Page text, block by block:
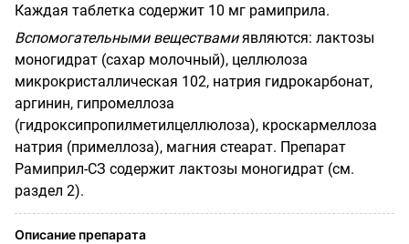
Каждая таблетка содержит 10 мг рамиприла.
Вспомогательными веществамиявляются: лактозы
моногидрат (сахар молочный), целлюлоза
микрокристаллическая 102, натрия гидрокарбонат,
аргинин, гипромеллоза
(гидроксипропилметилцеллюлоза), кроскармеллоза
натрия (примеллоза), магния стеарат. Препарат
Рамиприл-СЗ содержит лактозы моногидрат (см.
раздел 2).
Описание препарата